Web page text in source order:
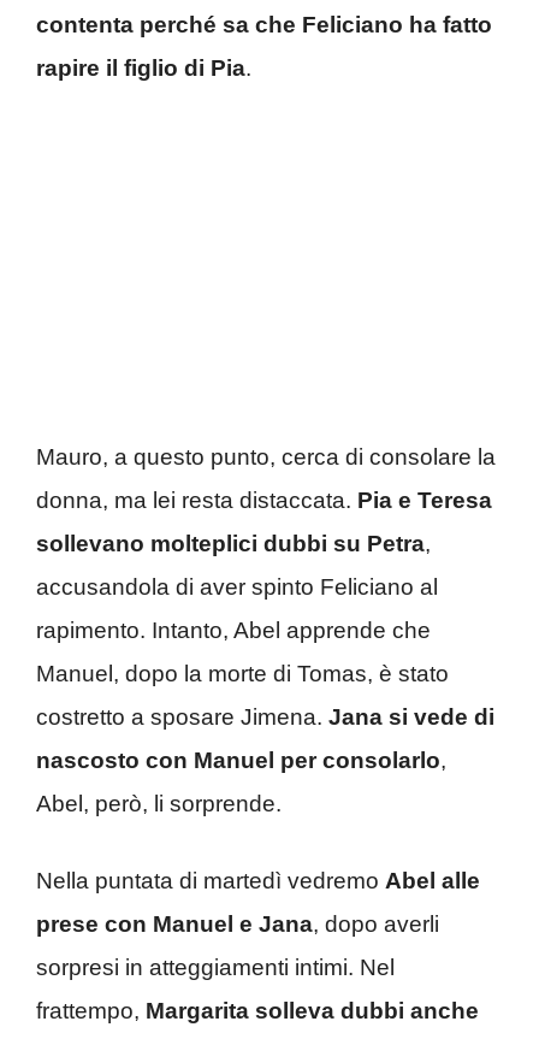
contenta perché sa che Feliciano ha fatto
rapire il figlio di Pia.
Mauro, a questo punto, cerca di consolare la
donna, ma lei resta distaccata. Pia e Teresa
sollevano molteplici dubbi su Petra,
accusandola di aver spinto Feliciano al
rapimento. Intanto, Abel apprende che
Manuel, dopo la morte di Tomas, è stato
costretto a sposare Jimena. Jana si vede di
nascosto con Manuel per consolarlo,
Abel, però, li sorprende.
Nella puntata di martedì vedremo Abel alle
prese con Manuel e Jana, dopo averli
sorpresi in atteggiamenti intimi. Nel
frattempo, Margarita solleva dubbi anche